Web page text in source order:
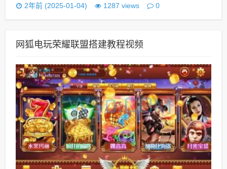
2年前 (2025-01-04) 1287 views 0
网狐电玩荣耀联盟搭建教程视频